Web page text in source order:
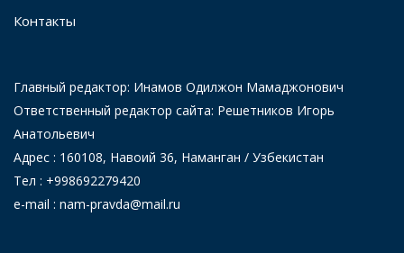
Контакты
Главный редактор: Инамов Одилжон Мамаджонович
Ответственный редактор сайта: Решетников Игорь
Анатольевич
Адрес : 160108, Навоий 36, Наманган / Узбекистан
Тел : +998692279420
e-mail : nam-pravda@mail.ru